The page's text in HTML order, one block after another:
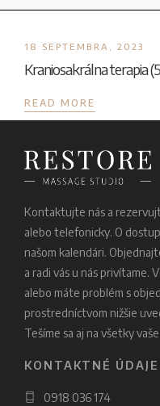
18 SEPTEMBRA, 2023
Kraniosakrálna terapia
READ MORE
Kontaktujte nás a
alebo telefonicky. O
našom kalendári.
a radi vás u nás privítame.
alebo máte problém s
prostredníctvom nižšie
Tešíme sa aj na všetky
KONTAKTNÉ ÚDAJE
0918 036 174